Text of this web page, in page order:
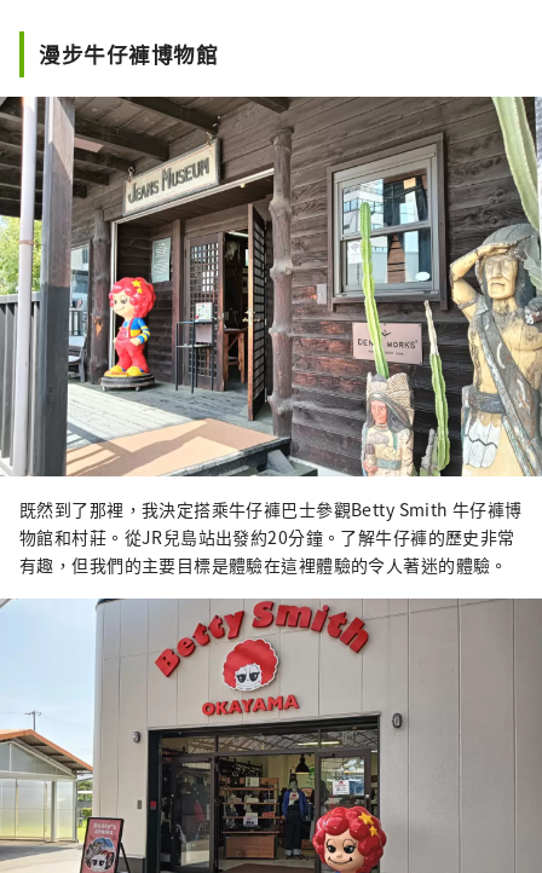
漫步牛仔褲博物館
既然到了那裡，我決定搭乘牛仔褲巴士參觀Betty Smith 牛仔褲博
物館和村莊。從JR兒島站出發約20分鐘。了解牛仔褲的歷史非常
有趣，但我們的主要目標是體驗在這裡體驗的令人著迷的體驗。